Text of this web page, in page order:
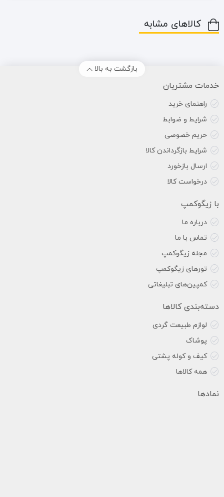
کالاهای مشابه
بازگشت به بالا
خدمات مشتریان
راهنمای خرید
شرایط و ضوابط
حریم خصوصی
شرایط بازگرداندن کالا
ارسال بازخورد
درخواست کالا
با زیگوکمپ
درباره ما
تماس با ما
مجله زیگوکمپ
تورهای زیگوکمپ
کمپین‌های تبلیغاتی
دسته‌بندی کالاها
لوازم طبیعت گردی
پوشاک
کیف و کوله پشتی
همه کالاها
نمادها